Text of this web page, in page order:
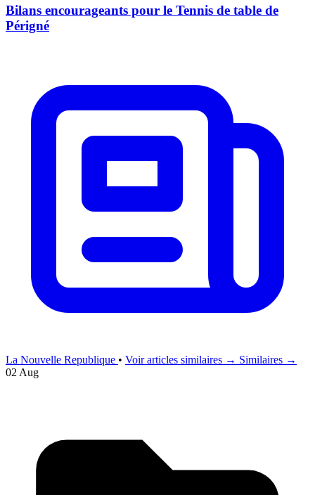
Bilans encourageants pour le Tennis de table de
Périgné
La Nouvelle Republique • Voir articles similaires → Similaires →
02 Aug